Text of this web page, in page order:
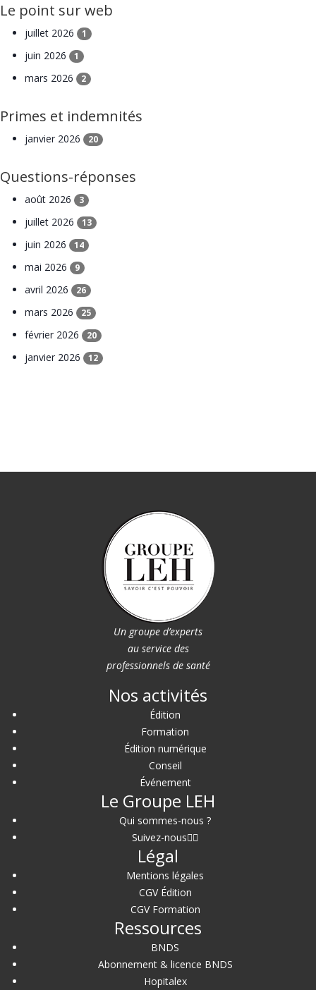
Le point sur web
juillet 2026 1
juin 2026 1
mars 2026 2
Primes et indemnités
janvier 2026 20
Questions-réponses
août 2026 3
juillet 2026 13
juin 2026 14
mai 2026 9
avril 2026 26
mars 2026 25
février 2026 20
janvier 2026 12
Un groupe d’experts
au service des
professionnels de santé
Nos activités
Édition
Formation
Édition numérique
Conseil
Événement
Le Groupe LEH
Qui sommes-nous ?
Suivez-nous
Légal
Mentions légales
CGV Édition
CGV Formation
Ressources
BNDS
Abonnement & licence BNDS
Hopitalex